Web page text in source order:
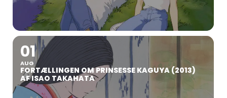
01
AUG
FORTÆLLINGEN OM PRINSESSE KAGUYA (2013)
AF ISAO TAKAHATA